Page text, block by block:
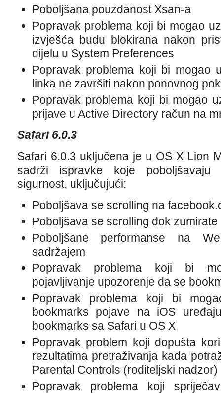
Poboljšana pouzdanost Xsan-a
Popravak problema koji bi mogao
izvješća budu blokirana nakon
dijelu u System Preferences
Popravak problema koji bi mogao
linka ne završiti nakon ponovnog
Popravak problema koji bi mogao
prijave u Active Directory račun na
Safari 6.0.3
Safari 6.0.3 uključena je u OS X Lion
sadrži ispravke koje poboljšavaju
sigurnost, uključujući:
Poboljšava se scrolling na
Poboljšava se scrolling dok
Poboljšane performanse na
sadržajem
Popravak problema koji bi
pojavljivanje upozorenje da se
Popravak problema koji bi
bookmarks pojave na iOS
bookmarks sa Safari u OS X
Popravak problem koji dopušta
rezultatima pretraživanja kada
Parental Controls (roditeljski nadzor)
Popravak problema koji